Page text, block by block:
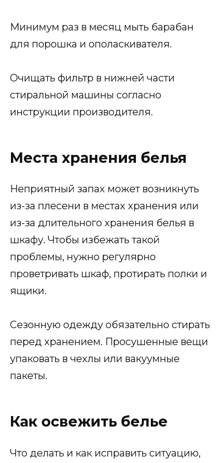
Минимум раз в месяц мыть барабан
для порошка и ополаскивателя.
Очищать фильтр в нижней части
стиральной машины согласно
инструкции производителя.
Места хранения белья
Неприятный запах может возникнуть
из-за плесени в местах хранения или
из-за длительного хранения белья в
шкафу. Чтобы избежать такой
проблемы, нужно регулярно
проветривать шкаф, протирать полки и
ящики.
Сезонную одежду обязательно стирать
перед хранением. Просушенные вещи
упаковать в чехлы или вакуумные
пакеты.
Как освежить белье
Что делать и как исправить ситуацию,